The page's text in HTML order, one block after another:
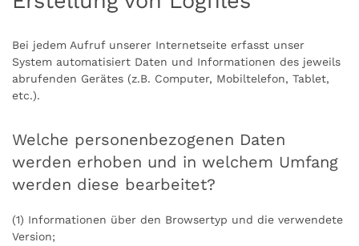
Bei jedem Aufruf unserer Internetseite erfasst unser
System automatisiert Daten und Informationen des jeweils
abrufenden Gerätes (z.B. Computer, Mobiltelefon, Tablet,
etc.).
Welche personenbezogenen Daten
werden erhoben und in welchem Umfang
werden diese bearbeitet?
(1) Informationen über den Browsertyp und die verwendete
Version;